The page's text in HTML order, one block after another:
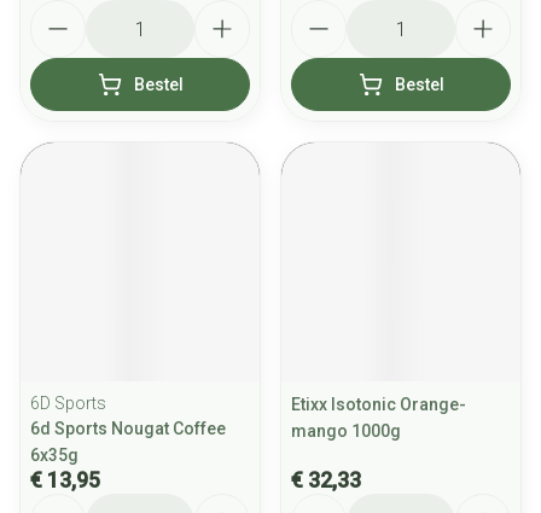
Bestel Bestel
6D Sports
6d Sports Nougat Coffee
6x35g
€ 13,95
Etixx Isotonic Orange-
mango 1000g
€ 32,33